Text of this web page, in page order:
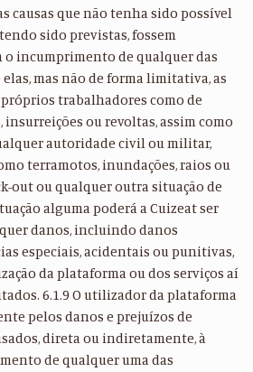
causas que não tenha sido possível
sido previstas, fossem
incumprimento de qualquer das
mas não de forma limitativa, as
trabalhadores como de
ou revoltas, assim como
autoridade civil ou militar,
terramotos, inundações, raios ou
out ou qualquer outra situação de
alguma poderá a Cuizeat ser
danos, incluindo danos
especiais, acidentais ou punitivas,
da plataforma ou dos serviços aí
6.1.9 O utilizador da plataforma
pelos danos e prejuízos de
direta ou indiretamente, à
de qualquer uma das